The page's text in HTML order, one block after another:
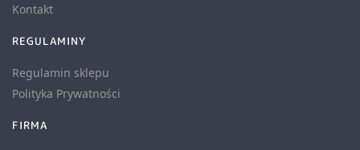
Kontakt
REGULAMINY
Regulamin sklepu
Polityka Prywatności
FIRMA